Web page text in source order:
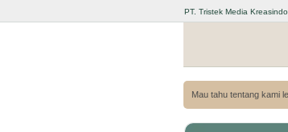
PT. Tristek Media Kreasindo
Mau tahu tentang kami